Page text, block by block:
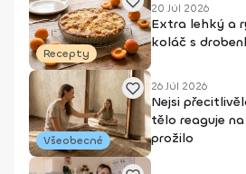
Recepty
20 Júl 2026
Extra lehký a
koláč s
Všeobecné
26 Júl 2026
Nejsi
tělo reaguje
prožilo